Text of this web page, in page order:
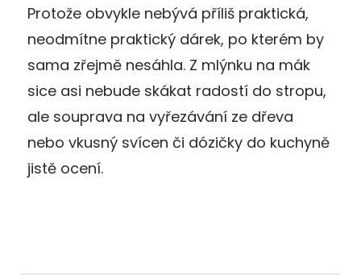
Protože obvykle nebývá příliš praktická,
neodmítne praktický dárek, po kterém by
sama zřejmě nesáhla. Z mlýnku na mák
sice asi nebude skákat radostí do stropu,
ale souprava na vyřezávání ze dřeva
nebo vkusný svícen či dózičky do kuchyně
jistě ocení.